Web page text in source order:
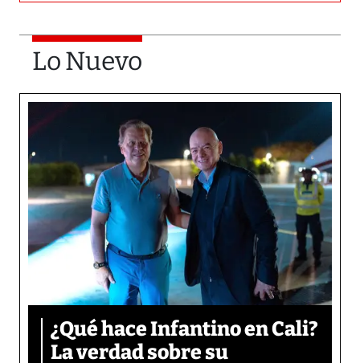
Lo Nuevo
¿Qué hace Infantino en Cali?
La verdad sobre su